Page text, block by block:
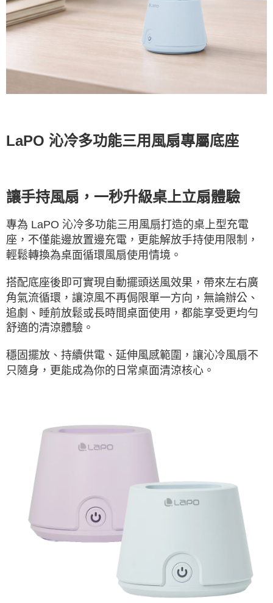
LaPO 沁冷多功能三用風扇專屬底座
讓手持風扇，一秒升級桌上立扇體驗
專為 LaPO 沁冷多功能三用風扇打造的桌上型充電
座，不僅能邊放置邊充電，更能解放手持使用限制，
輕鬆轉換為桌面循環風扇使用情境。
搭配底座後即可實現自動擺頭送風效果，帶來左右廣
角氣流循環，讓涼風不再侷限單一方向，無論辦公、
追劇、睡前放鬆或長時間桌面使用，都能享受更均勻
舒適的清涼體驗。
穩固擺放、持續供電、延伸風感範圍，讓沁冷風扇不
只隨身，更能成為你的日常桌面清涼核心。